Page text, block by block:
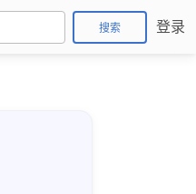
搜索 登录